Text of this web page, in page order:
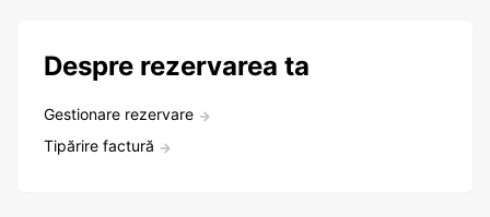
Despre rezervarea ta
Gestionare rezervare
Tipărire factură